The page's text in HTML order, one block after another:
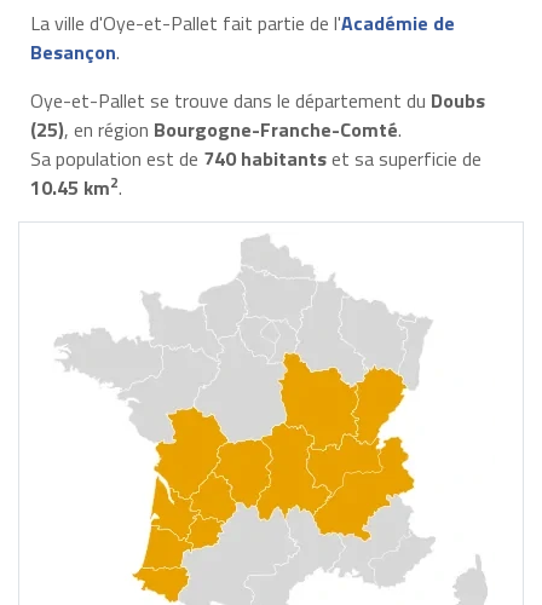
La ville d'Oye-et-Pallet fait partie de l'Académie de
Besançon.
Oye-et-Pallet se trouve dans le département du Doubs
(25), en région Bourgogne-Franche-Comté.
Sa population est de 740 habitantset sa superficie de
10.45 km2.